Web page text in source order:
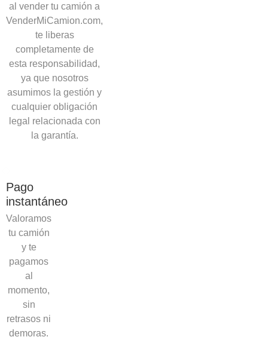
al vender tu camión a
VenderMiCamion.com,
te liberas
completamente de
esta responsabilidad,
ya que nosotros
asumimos la gestión y
cualquier obligación
legal relacionada con
la garantía.
Pago
instantáneo
Valoramos
tu camión
y te
pagamos
al
momento,
sin
retrasos ni
demoras.